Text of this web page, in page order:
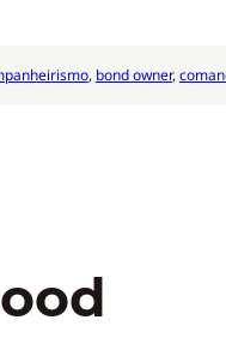
, bond owner,